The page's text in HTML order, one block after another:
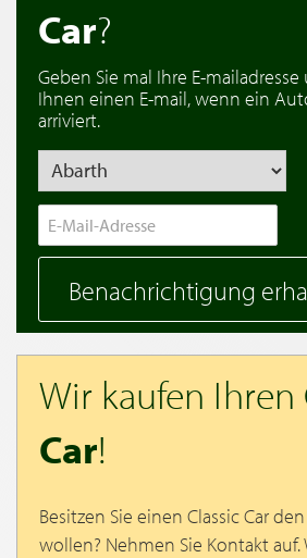
Car?
Geben Sie mal Ihre E-
Ihnen einen E-mail, wenn ein
arriviert.
Benachrichtigung
Wir kaufen Ihren
Car!
Besitzen Sie einen Classic Car
wollen? Nehmen Sie Kontakt auf.